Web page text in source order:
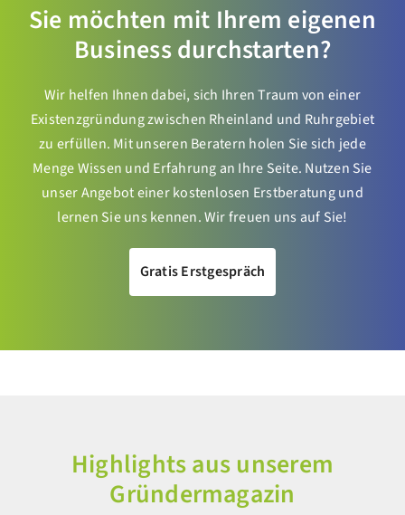
Sie möchten mit Ihrem eigenen
Business durchstarten?
Wir helfen Ihnen dabei, sich Ihren Traum von einer
Existenzgründung zwischen Rheinland und Ruhrgebiet
zu erfüllen. Mit unseren Beratern holen Sie sich jede
Menge Wissen und Erfahrung an Ihre Seite. Nutzen Sie
unser Angebot einer kostenlosen Erstberatung und
lernen Sie uns kennen. Wir freuen uns auf Sie!
Gratis Erstgespräch
Highlights aus unserem
Gründermagazin